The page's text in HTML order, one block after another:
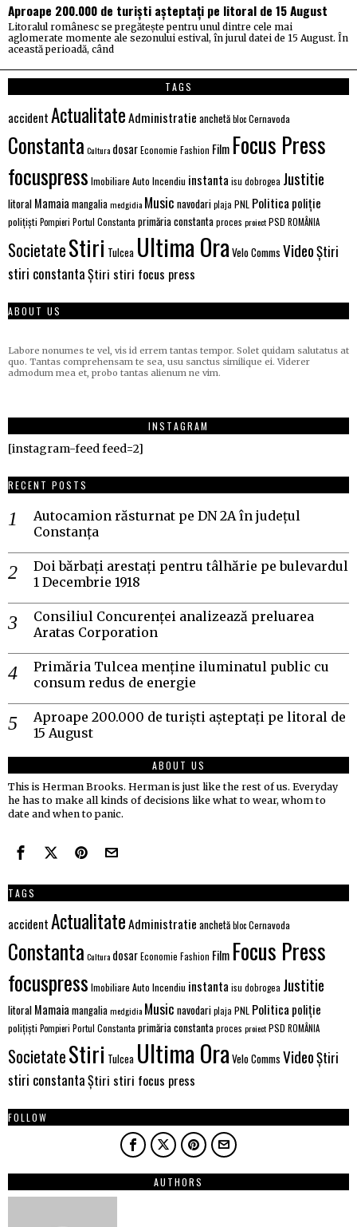
Aproape 200.000 de turiști așteptați pe litoral de 15 August
Litoralul românesc se pregătește pentru unul dintre cele mai
aglomerate momente ale sezonului estival, în jurul datei de 15 August. În
această perioadă, când
TAGS
accidentActualitateAdministratie anchetăblocCernavoda
Constanta Cultura dosarEconomie Fashion Film Focus Press
focuspress Imobiliare Auto Incendiu instanta isu dobrogea Justitie
litoral Mamaia mangaliamedgidia Music navodariplaja PNL Politica poliție
polițiști Pompieri Portul Constanta primăria constantaproces proiectPSD ROMÂNIA
SocietateStiri Tulcea Ultima Ora Velo Comms VideoȘtiri
stiri constantaȘtiri stiri focus press
ABOUT US
Labore nonumes te vel, vis id errem tantas tempor. Solet quidam salutatus at
quo. Tantas comprehensam te sea, usu sanctus similique ei. Viderer
admodum mea et, probo tantas alienum ne vim.
INSTAGRAM
[instagram-feed feed=2]
RECENT POSTS
Autocamion răsturnat pe DN 2A în județul
Constanța
Doi bărbați arestați pentru tâlhărie pe bulevardul
1 Decembrie 1918
Consiliul Concurenței analizează preluarea
Aratas Corporation
Primăria Tulcea menține iluminatul public cu
consum redus de energie
Aproape 200.000 de turiști așteptați pe litoral de
15 August
ABOUT US
This is Herman Brooks. Herman is just like the rest of us. Everyday
he has to make all kinds of decisions like what to wear, whom to
date and when to panic.
TAGS
accidentActualitateAdministratie anchetăblocCernavoda
Constanta Cultura dosarEconomie Fashion Film Focus Press
focuspress Imobiliare Auto Incendiu instanta isu dobrogea Justitie
litoral Mamaia mangaliamedgidia Music navodariplaja PNL Politica poliție
polițiști Pompieri Portul Constanta primăria constantaproces proiectPSD ROMÂNIA
SocietateStiri Tulcea Ultima Ora Velo Comms VideoȘtiri
stiri constantaȘtiri stiri focus press
FOLLOW
AUTHORS